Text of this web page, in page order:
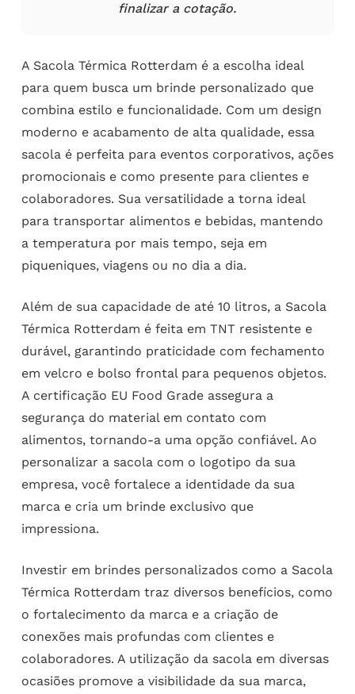
finalizar a cotação.
A Sacola Térmica Rotterdam é a escolha ideal
para quem busca um brinde personalizado que
combina estilo e funcionalidade. Com um design
moderno e acabamento de alta qualidade, essa
sacola é perfeita para eventos corporativos, ações
promocionais e como presente para clientes e
colaboradores. Sua versatilidade a torna ideal
para transportar alimentos e bebidas, mantendo
a temperatura por mais tempo, seja em
piqueniques, viagens ou no dia a dia.
Além de sua capacidade de até 10 litros, a Sacola
Térmica Rotterdam é feita em TNT resistente e
durável, garantindo praticidade com fechamento
em velcro e bolso frontal para pequenos objetos.
A certificação EU Food Grade assegura a
segurança do material em contato com
alimentos, tornando-a uma opção confiável. Ao
personalizar a sacola com o logotipo da sua
empresa, você fortalece a identidade da sua
marca e cria um brinde exclusivo que
impressiona.
Investir em brindes personalizados como a Sacola
Térmica Rotterdam traz diversos benefícios, como
o fortalecimento da marca e a criação de
conexões mais profundas com clientes e
colaboradores. A utilização da sacola em diversas
ocasiões promove a visibilidade da sua marca,